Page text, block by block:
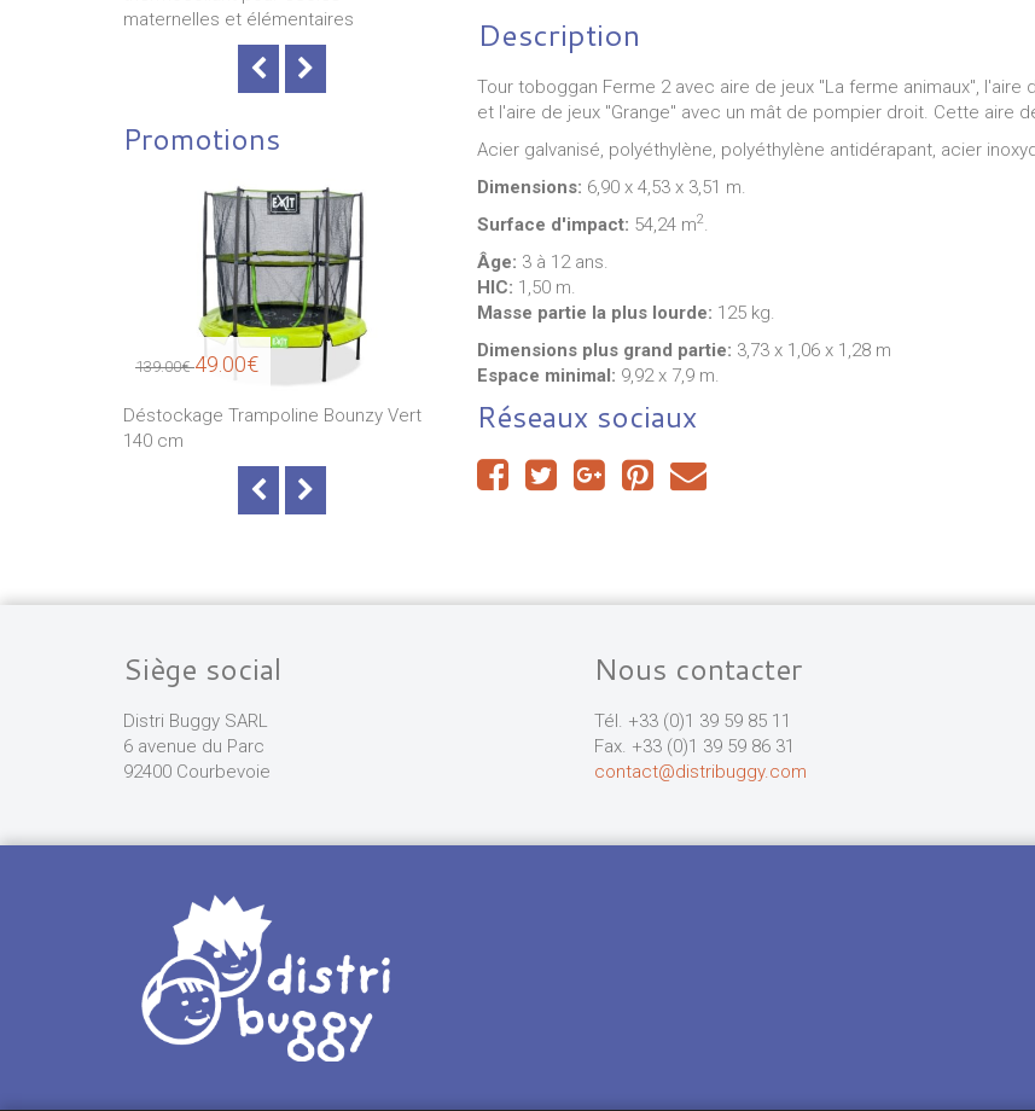
maternelles et élémentaires
Promotions
139.00€49.00€
Déstockage Trampoline Bounzy Vert
140 cm
139.00€ 49.00€
Déstockage Trampoline Bounzy Vert
49.00€
Description
Tour toboggan Ferme 2 avec aire de jeux "La ferme animaux",
et l'aire de jeux "Grange" avec un mât de pompier droit. Cette aire
Acier galvanisé, polyéthylène, polyéthylène antidérapant, acier
Dimensions: 6,90 x 4,53 x 3,51 m.
Surface d'impact: 54,24 m2.
Âge: 3 à 12 ans.
HIC: 1,50 m.
Masse partie la plus lourde: 125 kg.
Dimensions plus grand partie: 3,73 x 1,06 x 1,28 m
Espace minimal: 9,92 x 7,9 m.
Réseaux sociaux
Siège social
Distri Buggy SARL
6 avenue du Parc
92400 Courbevoie
Nous contacter
Tél. +33 (0)1 39 59 85 11
Fax. +33 (0)1 39 59 86 31
contact@distribuggy.com